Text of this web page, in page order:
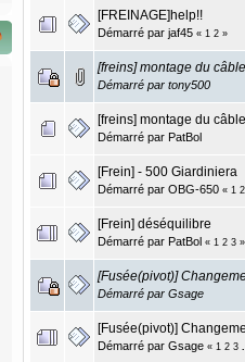
[FREINAGE]help!!
Démarré par jaf45 « 1 2 »
[freins] montage du
Démarré par tony500
[freins] montage du
Démarré par PatBol
[Frein] - 500 Giardiniera
Démarré par OBG-650 « 1 2
[Frein] déséquilibre
Démarré par PatBol « 1 2 3 »
[Fusée(pivot)]
Démarré par Gsage
[Fusée(pivot)]
Démarré par Gsage « 1 2 3